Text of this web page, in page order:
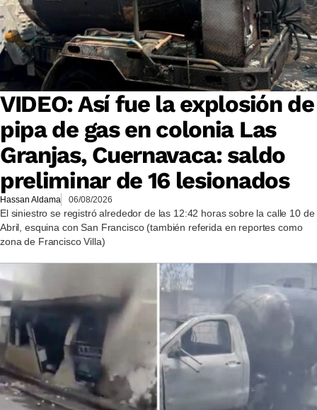
VIDEO: Así fue la explosión de
pipa de gas en colonia Las
Granjas, Cuernavaca: saldo
preliminar de 16 lesionados
Hassan Aldama 06/08/2026
El siniestro se registró alrededor de las 12:42 horas sobre la calle 10 de
Abril, esquina con San Francisco (también referida en reportes como
zona de Francisco Villa)